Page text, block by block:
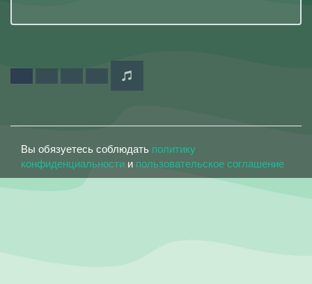
Вы обязуетесь соблюдать политику
конфиденциальности и пользовательское соглашение